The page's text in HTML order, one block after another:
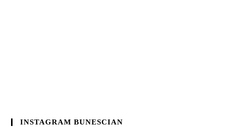
INSTAGRAM BUNESCIAN